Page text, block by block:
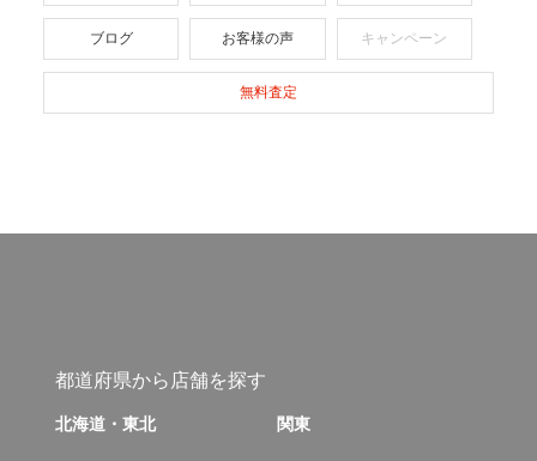
ブログ お客様の声 キャンペーン
無料査定
都道府県から店舗を探す
北海道・東北 関東